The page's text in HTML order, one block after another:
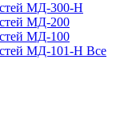
МД-300-H
МД-200
МД-100
МД-101-Н Все